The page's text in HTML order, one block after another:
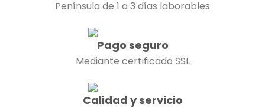
Península de 1 a 3 días laborables
Pago seguro
Mediante certificado SSL
Calidad y servicio